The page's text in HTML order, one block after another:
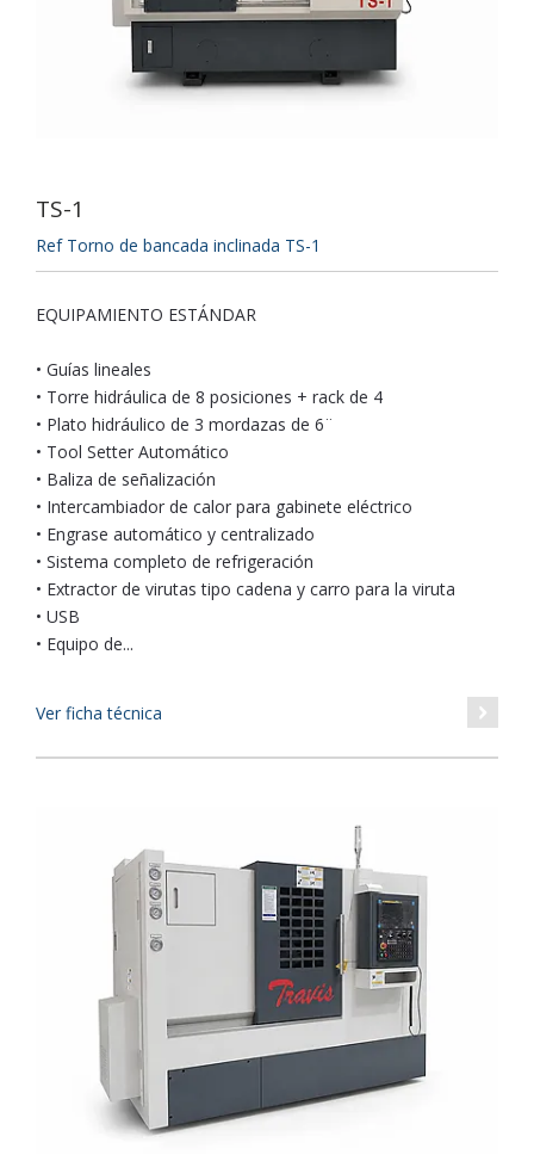
TS-1
Ref Torno de bancada inclinada TS-1
EQUIPAMIENTO ESTÁNDAR
• Guías lineales
• Torre hidráulica de 8 posiciones + rack de 4
• Plato hidráulico de 3 mordazas de 6¨
• Tool Setter Automático
• Baliza de señalización
• Intercambiador de calor para gabinete eléctrico
• Engrase automático y centralizado
• Sistema completo de refrigeración
• Extractor de virutas tipo cadena y carro para la viruta
• USB
• Equipo de...
Ver ficha técnica